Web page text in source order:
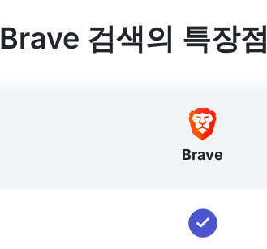
Brave 검색의 특장점
Brave